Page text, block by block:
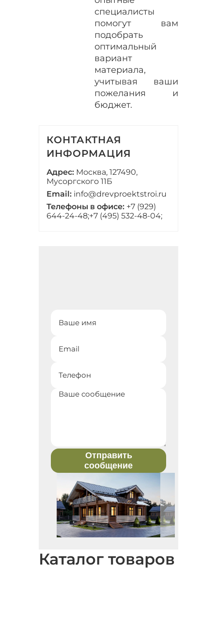
специалисты
помогут вам
подобрать
оптимальный
вариант
материала,
учитывая ваши
пожелания и
бюджет.
КОНТАКТНАЯ
ИНФОРМАЦИЯ
Адрес: Москва, 127490,
Мусоргского 11Б
Email: info@drevproektstroi.ru
Телефоны в офисе: +7 (929)
644-24-48;+7 (495) 532-48-04;
Отправить
сообщение
Каталог товаров